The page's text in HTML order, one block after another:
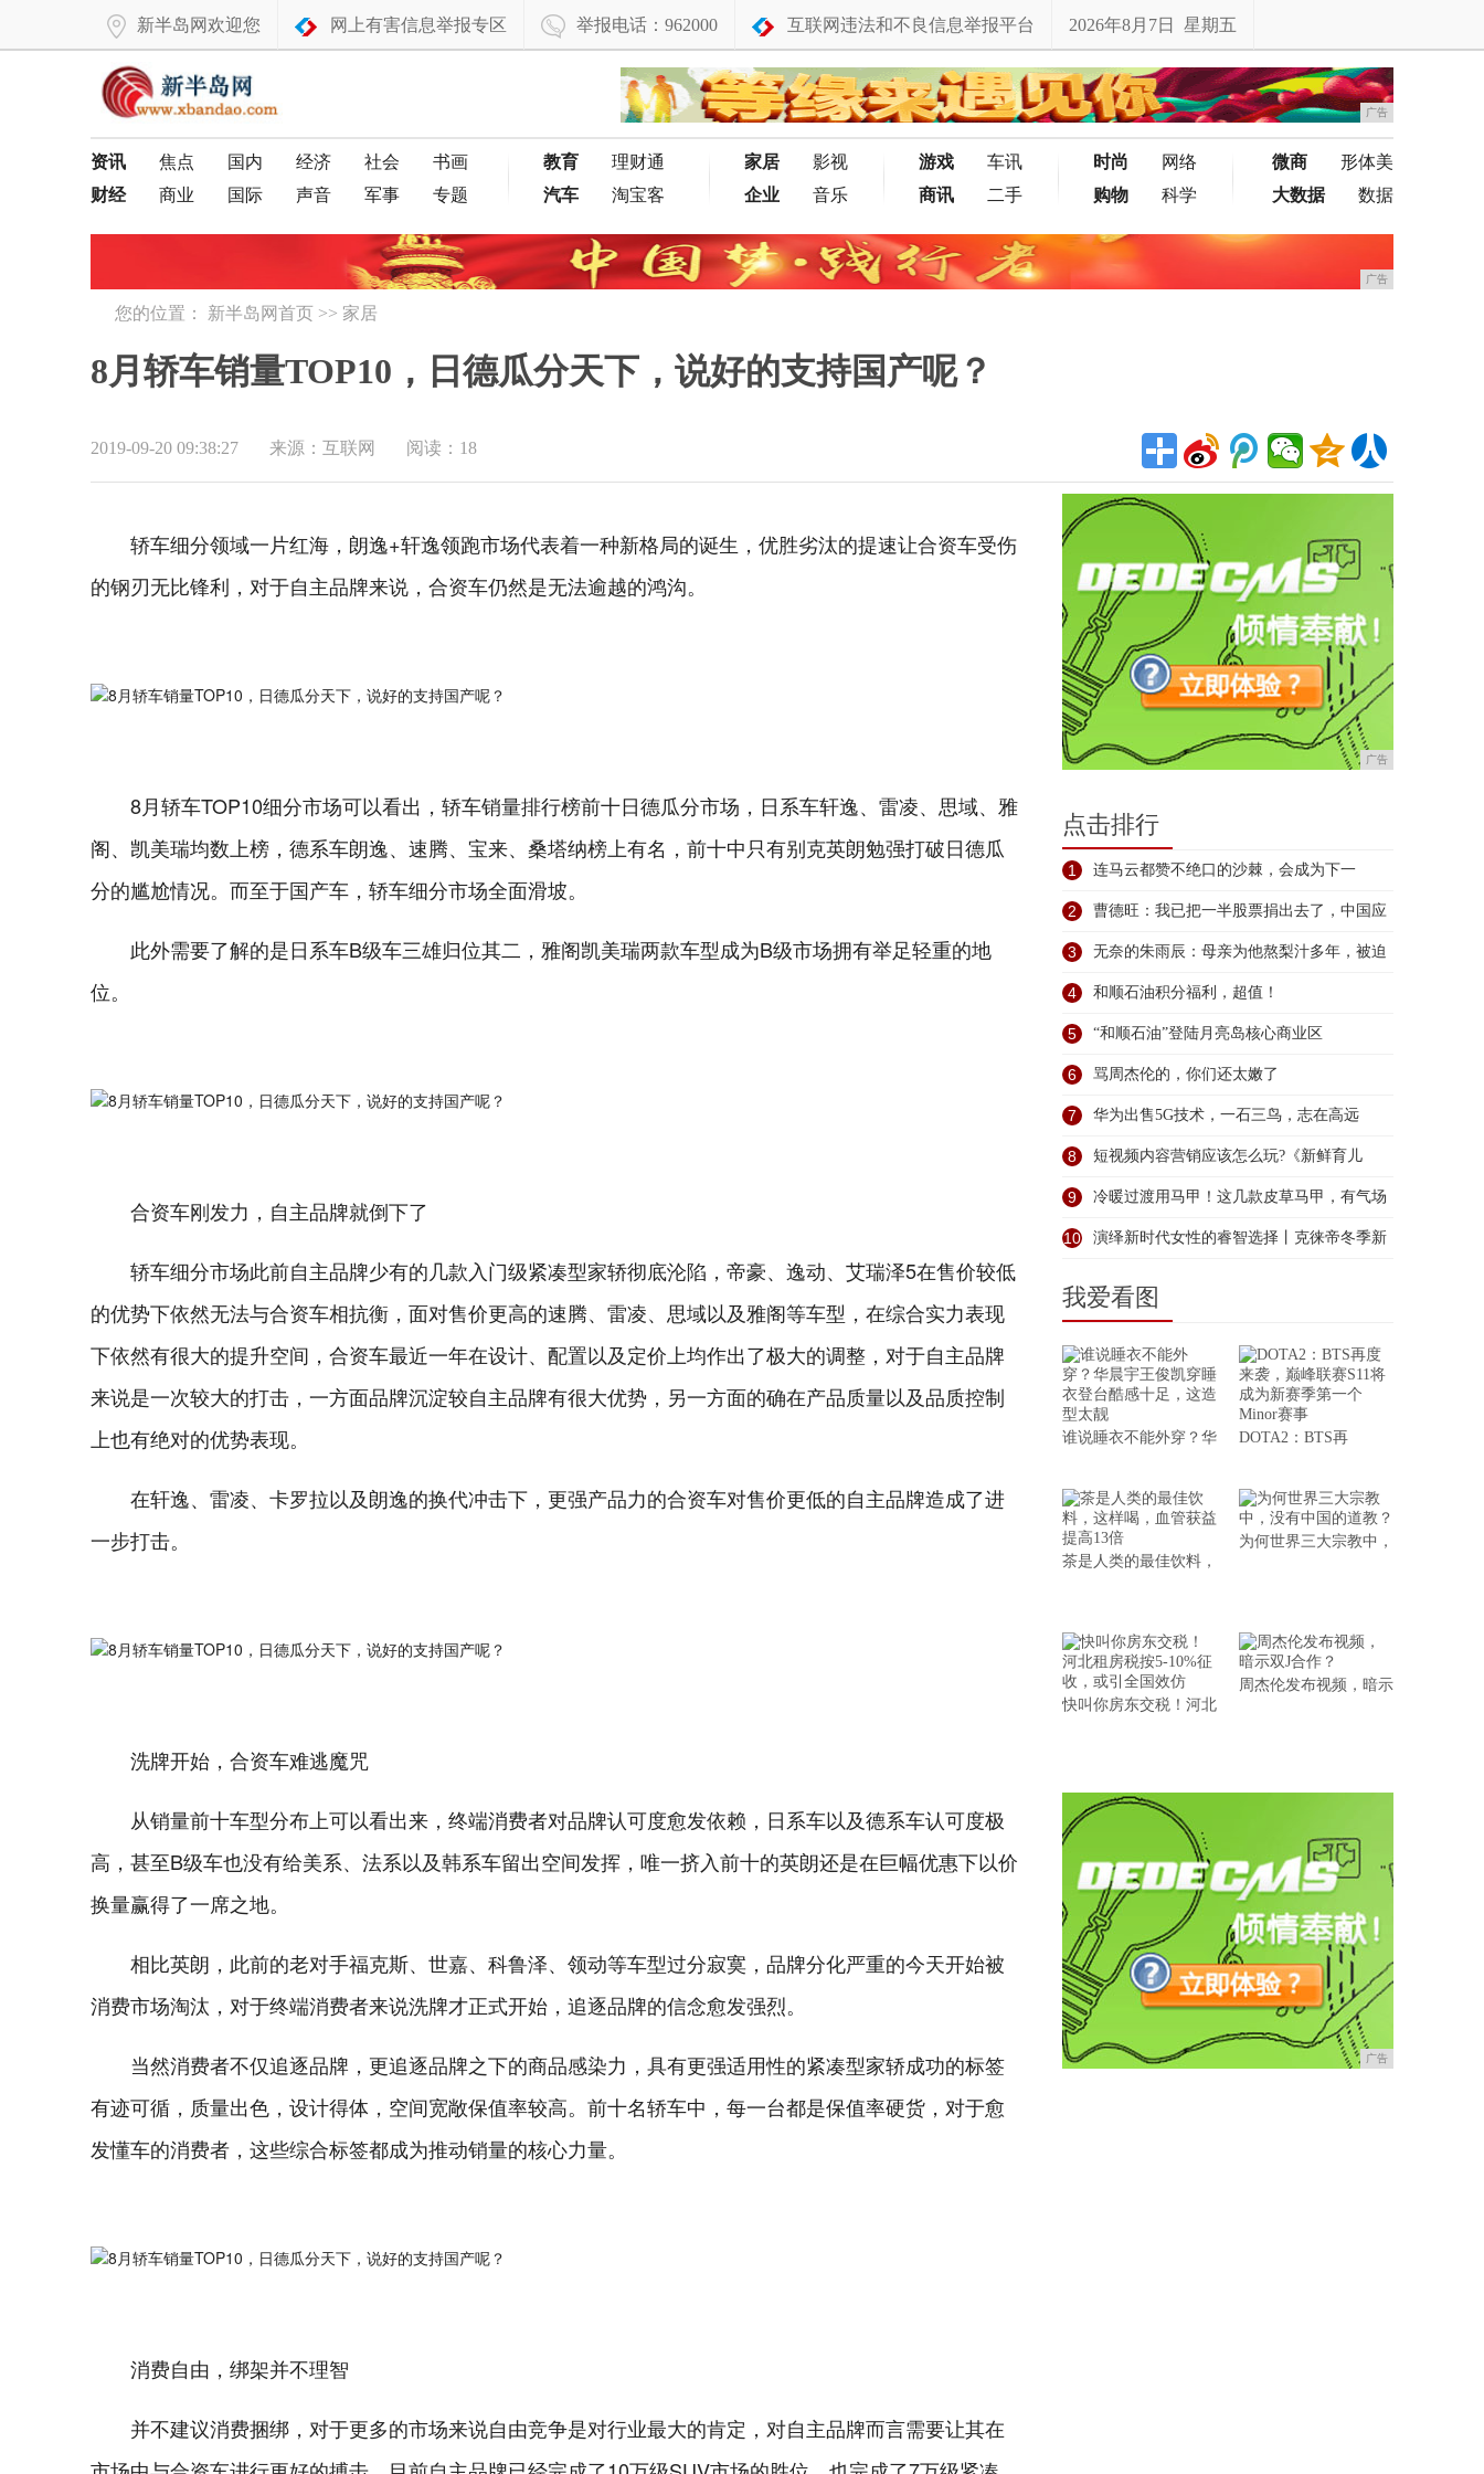
新半岛网欢迎您 网上有害信息举报专区 举报电话：962000 互联网违法和不良信息举报平台 2026年8月7日 星期五
广告
资讯 焦点 国内 经济 社会
书画
财经
商业 国际 声音 军事 专题
教育
理财通
汽车
淘宝客
家居
影视
企业
音乐
游戏
车讯
商讯
二手
时尚
网络
购物
科学
微商
形体美
大数据
数据
广告
您的位置： 新半岛网首页 >> 家居
8月轿车销量TOP10，日德瓜分天下，说好的支持国产呢？
2019-09-20 09:38:27 来源：互联网 阅读：18
轿车细分领域一片红海，朗逸+轩逸领跑市场代表着一种新格局的诞生，优胜劣汰的提速让合资车受伤
的钢刃无比锋利，对于自主品牌来说，合资车仍然是无法逾越的鸿沟。
8月轿车TOP10细分市场可以看出，轿车销量排行榜前十日德瓜分市场，日系车轩逸、雷凌、思域、雅
阁、凯美瑞均数上榜，德系车朗逸、速腾、宝来、桑塔纳榜上有名，前十中只有别克英朗勉强打破日德瓜
分的尴尬情况。而至于国产车，轿车细分市场全面滑坡。
此外需要了解的是日系车B级车三雄归位其二，雅阁凯美瑞两款车型成为B级市场拥有举足轻重的地
位。
合资车刚发力，自主品牌就倒下了
轿车细分市场此前自主品牌少有的几款入门级紧凑型家轿彻底沦陷，帝豪、逸动、艾瑞泽5在售价较低
的优势下依然无法与合资车相抗衡，面对售价更高的速腾、雷凌、思域以及雅阁等车型，在综合实力表现
下依然有很大的提升空间，合资车最近一年在设计、配置以及定价上均作出了极大的调整，对于自主品牌
来说是一次较大的打击，一方面品牌沉淀较自主品牌有很大优势，另一方面的确在产品质量以及品质控制
上也有绝对的优势表现。
在轩逸、雷凌、卡罗拉以及朗逸的换代冲击下，更强产品力的合资车对售价更低的自主品牌造成了进
一步打击。
洗牌开始，合资车难逃魔咒
从销量前十车型分布上可以看出来，终端消费者对品牌认可度愈发依赖，日系车以及德系车认可度极
高，甚至B级车也没有给美系、法系以及韩系车留出空间发挥，唯一挤入前十的英朗还是在巨幅优惠下以价
换量赢得了一席之地。
相比英朗，此前的老对手福克斯、世嘉、科鲁泽、领动等车型过分寂寞，品牌分化严重的今天开始被
消费市场淘汰，对于终端消费者来说洗牌才正式开始，追逐品牌的信念愈发强烈。
当然消费者不仅追逐品牌，更追逐品牌之下的商品感染力，具有更强适用性的紧凑型家轿成功的标签
有迹可循，质量出色，设计得体，空间宽敞保值率较高。前十名轿车中，每一台都是保值率硬货，对于愈
发懂车的消费者，这些综合标签都成为推动销量的核心力量。
消费自由，绑架并不理智
并不建议消费捆绑，对于更多的市场来说自由竞争是对行业最大的肯定，对自主品牌而言需要让其在
广告
点击排行
1 连马云都赞不绝口的沙棘，会成为下一
个“超
2 曹德旺：我已把一半股票捐出去了，中国应
倡
3 无奈的朱雨辰：母亲为他熬梨汁多年，被迫
成
4 和顺石油积分福利，超值！
5 “和顺石油”登陆月亮岛核心商业区
6 骂周杰伦的，你们还太嫩了
7 华为出售5G技术，一石三鸟，志在高远
8 短视频内容营销应该怎么玩?《新鲜育儿
观》
9 冷暖过渡用马甲！这几款皮草马甲，有气场
还
10 演绎新时代女性的睿智选择丨克徕帝冬季新
我爱看图
谁说睡衣不能外穿？华 DOTA2：BTS再
茶是人类的最佳饮料，
为何世界三大宗教中，
快叫你房东交税！河北
周杰伦发布视频，暗示
广告